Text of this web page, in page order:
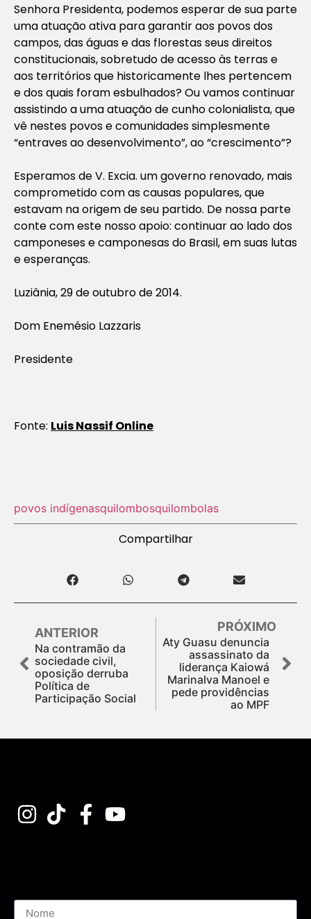
Senhora Presidenta, podemos esperar de sua parte
uma atuação ativa para garantir aos povos dos
campos, das águas e das florestas seus direitos
constitucionais, sobretudo de acesso às terras e
aos territórios que historicamente lhes pertencem
e dos quais foram esbulhados? Ou vamos continuar
assistindo a uma atuação de cunho colonialista, que
vê nestes povos e comunidades simplesmente
“entraves ao desenvolvimento”, ao “crescimento”?
Esperamos de V. Excia. um governo renovado, mais
comprometido com as causas populares, que
estavam na origem de seu partido. De nossa parte
conte com este nosso apoio: continuar ao lado dos
camponeses e camponesas do Brasil, em suas lutas
e esperanças.
Luziânia, 29 de outubro de 2014.
Dom Enemésio Lazzaris
Presidente
Fonte: Luis Nassif Online
povos indígenasquilombosquilombolas
Compartilhar
ANTERIOR
Na contramão da
sociedade civil,
oposição derruba
Política de
Participação Social
PRÓXIMO
Aty Guasu denuncia
assassinato da
liderança Kaiowá
Marinalva Manoel e
pede providências
ao MPF